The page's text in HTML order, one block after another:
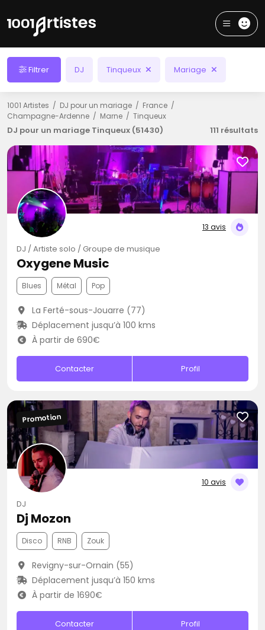
Filtrer DJ Tinqueux Mariage
1001 Artistes DJ pour un mariage
France
Champagne-Ardenne
Marne Tinqueux
DJ pour un mariage Tinqueux (51430) 111 résultats
13 avis
DJ / Artiste solo / Groupe de musique
Oxygene Music
Blues Métal Pop
La Ferté-sous-Jouarre (77)
Déplacement jusqu’à 100 kms
À partir de 690€
Contacter Profil
10 avis
Promotion
DJ
Dj Mozon
Disco RNB Zouk
Revigny-sur-Ornain (55)
Déplacement jusqu’à 150 kms
À partir de 1690€
Contacter Profil